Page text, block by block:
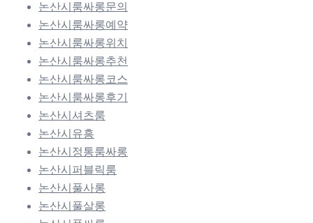
논산시룸싸롱문의
논산시룸싸롱예약
논산시룸싸롱위치
논산시룸싸롱추천
논산시룸싸롱코스
논산시룸싸롱후기
논산시셔츠룸
논산시유흥
논산시정통룸싸롱
논산시퍼블릭룸
논산시풀사롱
논산시풀살롱